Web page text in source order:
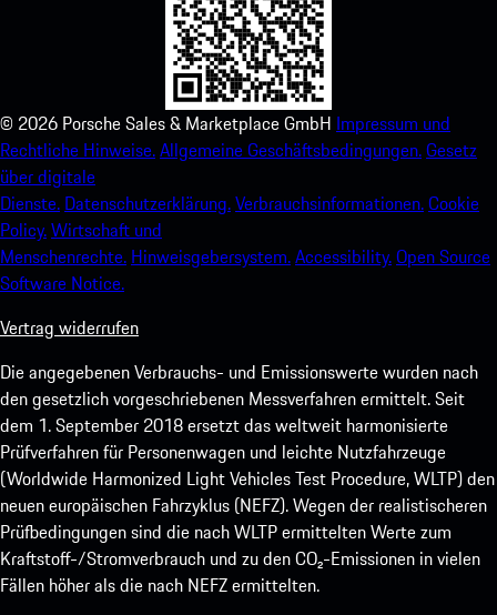
© 2026 Porsche Sales & Marketplace GmbH Impressum und
Rechtliche Hinweise.Allgemeine Geschäftsbedingungen.Gesetz
über digitale
Dienste. Datenschutzerklärung.Verbrauchsinformationen.Cookie
Policy.Wirtschaft und
Menschenrechte. Hinweisgebersystem.Accessibility.Open Source
Software Notice.
Vertrag widerrufen
Die angegebenen Verbrauchs- und Emissionswerte wurden nach
den gesetzlich vorgeschriebenen Messverfahren ermittelt. Seit
dem 1. September 2018 ersetzt das weltweit harmonisierte
Prüfverfahren für Personenwagen und leichte Nutzfahrzeuge
(Worldwide Harmonized Light Vehicles Test Procedure, WLTP) den
neuen europäischen Fahrzyklus (NEFZ). Wegen der realistischeren
Prüfbedingungen sind die nach WLTP ermittelten Werte zum
Kraftstoff-/Stromverbrauch und zu den CO₂-Emissionen in vielen
Fällen höher als die nach NEFZ ermittelten.